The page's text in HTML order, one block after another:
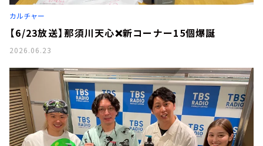
カルチャー
【6/23放送】那須川天心❌新コーナー15個爆誕
2026.06.23